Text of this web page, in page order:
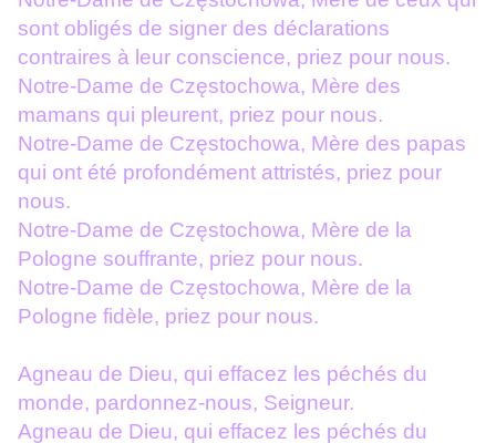
sont obligés de signer des déclarations
contraires à leur conscience, priez pour nous.
Notre-Dame de Częstochowa, Mère des
mamans qui pleurent, priez pour nous.
Notre-Dame de Częstochowa, Mère des papas
qui ont été profondément attristés, priez pour
nous.
Notre-Dame de Częstochowa, Mère de la
Pologne souffrante, priez pour nous.
Notre-Dame de Częstochowa, Mère de la
Pologne fidèle, priez pour nous.
Agneau de Dieu, qui effacez les péchés du
monde, pardonnez-nous, Seigneur.
Agneau de Dieu, qui effacez les péchés du